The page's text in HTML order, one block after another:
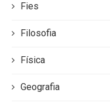
Fies
Filosofia
Física
Geografia